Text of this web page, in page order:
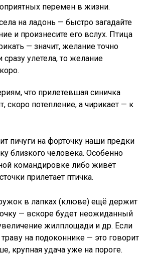
перемен в жизни.
на ладонь — быстро загадайте
и произнесите его вслух. Птица
— значит, желание точно
сразу улетела, то желание
что прилетевшая синичка
скоро потепление, а чирикает — к
пичуги на форточку наши предки
близкого человека. Особенно
командировке либо живёт
прилетает птичка.
в лапках (клюве) ещё держит
— вскоре будет неожиданный
жилплощади и др. Если
траву на подоконнике — это говорит
крупная удача уже на пороге.